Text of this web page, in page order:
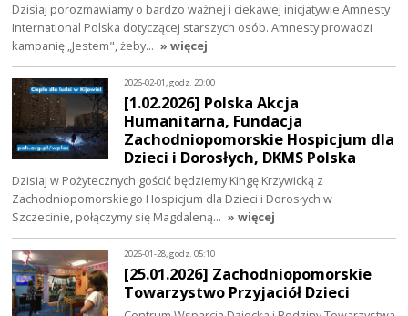
Dzisiaj porozmawiamy o bardzo ważnej i ciekawej inicjatywie Amnesty
International Polska dotyczącej starszych osób. Amnesty prowadzi
kampanię „Jestem", żeby… » więcej
2026-02-01, godz. 20:00
[1.02.2026] Polska Akcja
Humanitarna, Fundacja
Zachodniopomorskie Hospicjum dla
Dzieci i Dorosłych, DKMS Polska
Dzisiaj w Pożytecznych gościć będziemy Kingę Krzywicką z
Zachodniopomorskiego Hospicjum dla Dzieci i Dorosłych w
Szczecinie, połączymy się Magdaleną… » więcej
2026-01-28, godz. 05:10
[25.01.2026] Zachodniopomorskie
Towarzystwo Przyjaciół Dzieci